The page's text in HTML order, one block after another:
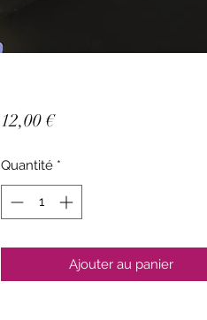
12,00 €Prix
Quantité *
Ajouter au panier